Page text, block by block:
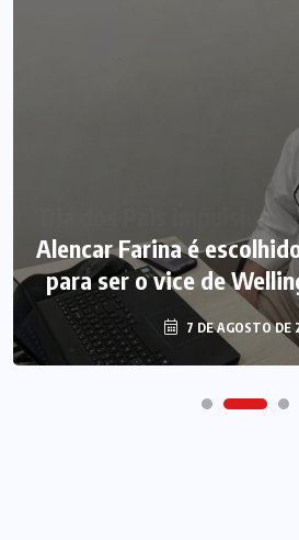
Alencar Farina é
para ser o vice de
7 DE AGOSTO DE